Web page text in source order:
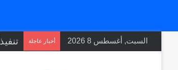
السبت, أغسطس 8 2026 أخبار عاجلة